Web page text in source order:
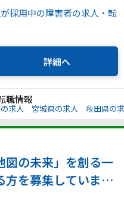
採用中の障害者の求人・転
詳細へ
職情報
求人 宮城県の求人 秋田県の
図の未来」を創る一
方を募集していま